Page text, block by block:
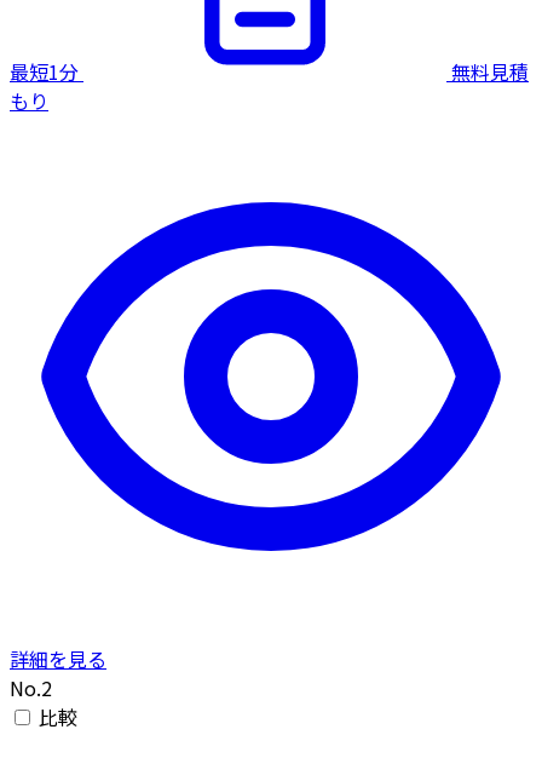
最短1分
無料見積
もり
詳細を見る
No.2
比較